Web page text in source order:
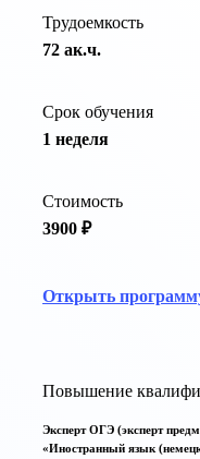
Трудоемкость
72 ак.ч.
Срок обучения
1 неделя
Стоимость
3900 ₽
Открыть
Повышение
Эксперт ОГЭ (эксперт
«Иностранный язык